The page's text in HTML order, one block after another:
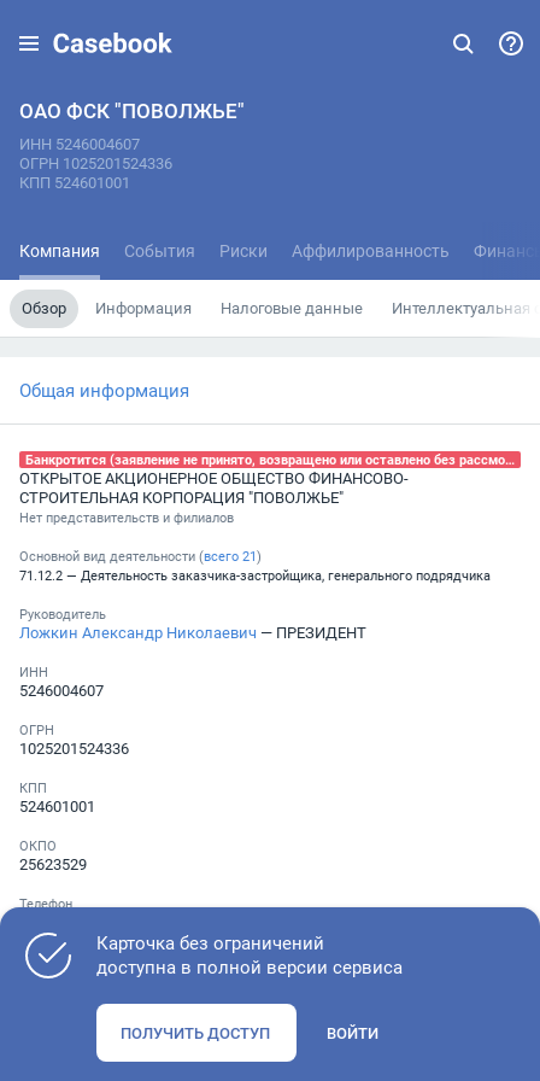
ОАО ФСК "ПОВОЛЖЬЕ"
ИНН 5246004607
ОГРН 1025201524336
КПП 524601001
Компания События Риски Аффилированность
Обзор Информация Налоговые данные Интеллектуальная
Общая информация
Банкротится (заявление не принято, возвращено или оставлено без рассмотрения), 12.02.2024
ОТКРЫТОЕ АКЦИОНЕРНОЕ ОБЩЕСТВО ФИНАНСОВО-
СТРОИТЕЛЬНАЯ КОРПОРАЦИЯ "ПОВОЛЖЬЕ"
Нет представительств и филиалов
Основной вид деятельности (всего 21)
71.12.2 — Деятельность заказчика-застройщика, генерального подрядчика
Руководитель
Ложкин Александр Николаевич — ПРЕЗИДЕНТ
ИНН
5246004607
ОГРН
1025201524336
КПП
524601001
ОКПО
25623529
Телефон
Как оценить состояние компании
Карточка без ограничений
доступна в полной версии сервиса
ПОЛУЧИТЬ ДОСТУП ВОЙТИ